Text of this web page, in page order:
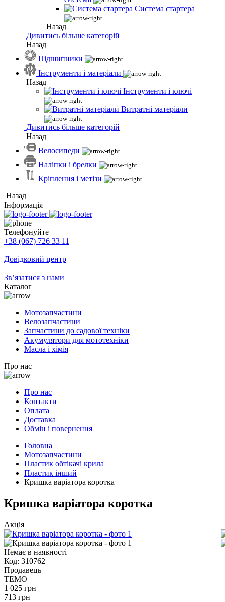
Система стартера
Назад
Дивитись більше категорій
Назад
Підшипники
Інструменти і матеріали
Назад
Інструменти і ключі
Витратні матеріали
Дивитись більше категорій
Назад
Велосипеди
Наліпки і брелки
Кріплення і метізи
Назад
Інформація
Телефонуйте
+38 (067) 726 33 11
Довідковий центр
Зв’язатися з нами
Каталог
Мотозапчастини
Велозапчастини
Запчастини до садової техніки
Акумулятори для мототехніки
Масла і хімія
Про нас
Про нас
Контакти
Оплата
Доставка
Обмін і повернення
Головна
Мотозапчастини
Пластик обтікачі крила
Пластик інший
Кришка варіатора коротка
Кришка варіатора коротка
Акція
Немає в наявності
Код: 310762
Продавець
TEMO
1 025 грн
713 грн